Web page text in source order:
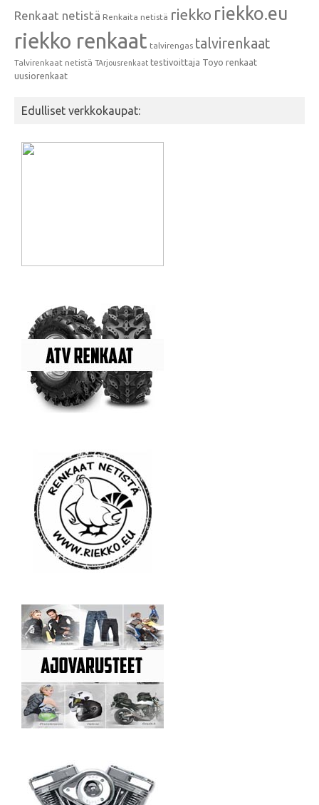
Renkaat netistä Renkaita netistä riekko riekko.eu
riekko renkaat talvirengas talvirenkaat
Talvirenkaat netistä TArjousrenkaat testivoittaja Toyo renkaat
uusiorenkaat
Edulliset verkkokaupat: